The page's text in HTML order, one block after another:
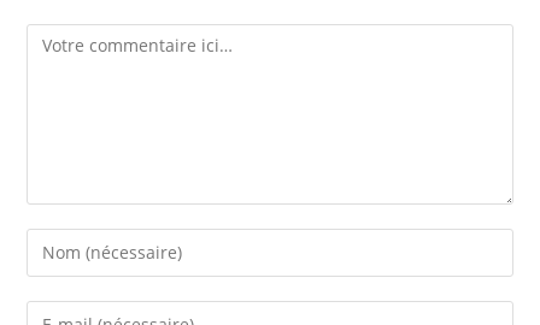
Comment
Enter
your
name
Enter